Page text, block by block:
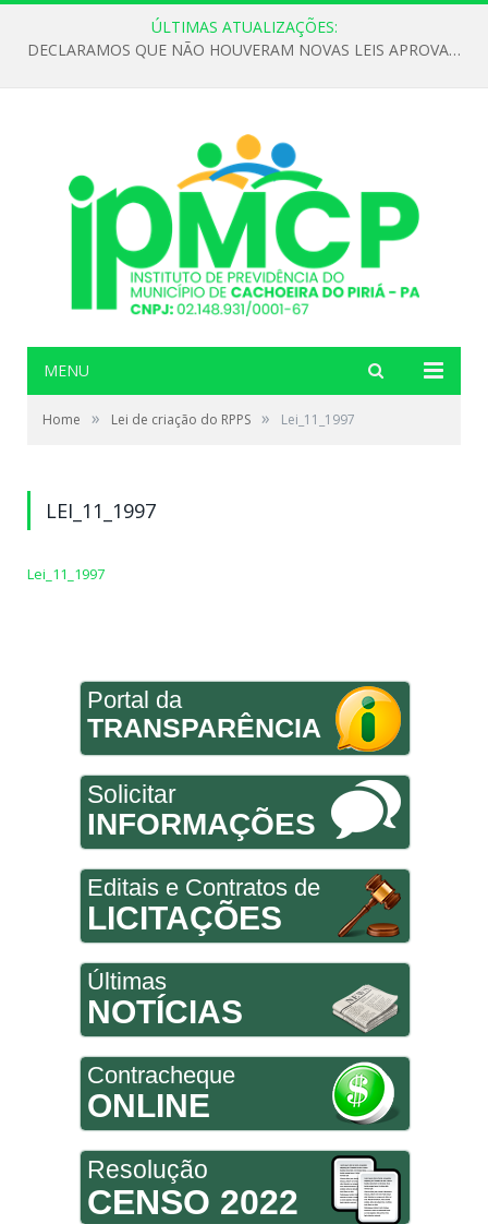
ÚLTIMAS ATUALIZAÇÕES:
DECLARAMOS QUE NÃO HOUVERAM NOVAS LEIS APROVADAS ATÉ O MOMENTO PARA O INSTITUTO DE PREVIDÊNCIA NO ANO DE 2026
MENU
Home » Lei de criação do RPPS » Lei_11_1997
LEI_11_1997
Lei_11_1997
Portal da
TRANSPARÊNCIA
Solicitar
INFORMAÇÕES
Editais e Contratos de
LICITAÇÕES
Últimas
NOTÍCIAS
Contracheque
ONLINE
Resolução
CENSO 2022